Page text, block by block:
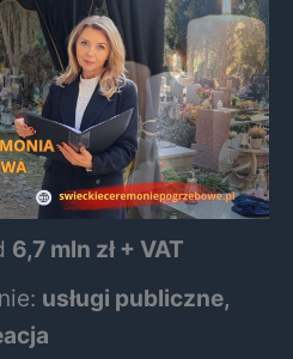
6,7 mln zł + VAT
usługi publiczne,